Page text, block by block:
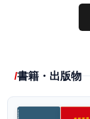
書籍・出版物